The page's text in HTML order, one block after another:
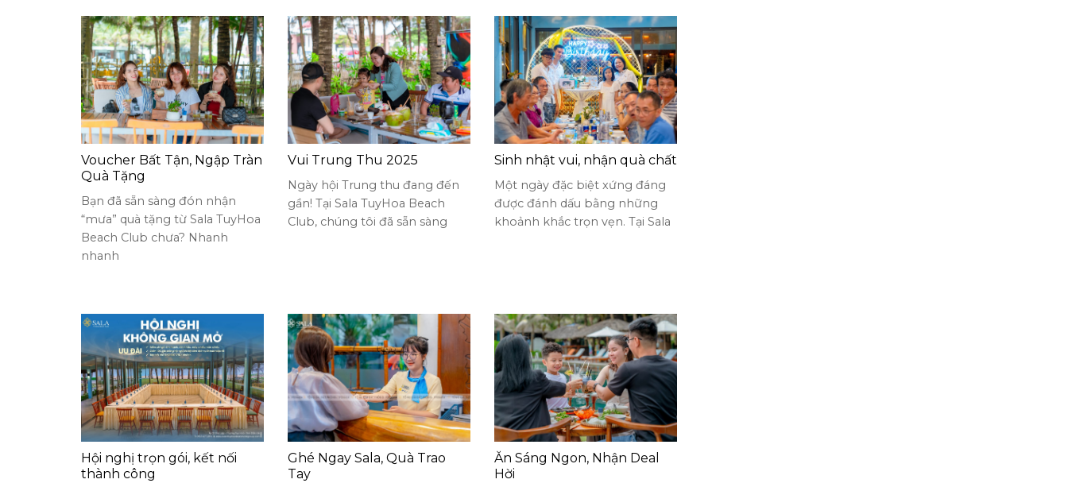
Voucher Bất Tận, Ngập Tràn
Quà Tặng
Bạn đã sẵn sàng đón nhận
“mưa” quà tặng từ Sala TuyHoa
Beach Club chưa? Nhanh
nhanh
Vui Trung Thu 2025
Ngày hội Trung thu đang đến
gần! Tại Sala TuyHoa Beach
Club, chúng tôi đã sẵn sàng
Sinh nhật vui, nhận quà chất
Một ngày đặc biệt xứng đáng
được đánh dấu bằng những
khoảnh khắc trọn vẹn. Tại Sala
Hội nghị trọn gói, kết nối
thành công
Ghé Ngay Sala, Quà Trao
Tay
Ăn Sáng Ngon, Nhận Deal
Hời